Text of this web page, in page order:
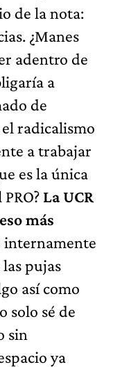
de la nota:
¿Manes
adentro de
a
de
radicalismo
a trabajar
es la única
La UCR
más
internamente
pujas
así como
solo sé de
sin
ya